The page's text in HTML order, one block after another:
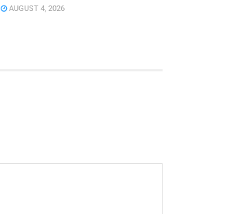
AUGUST 4, 2026